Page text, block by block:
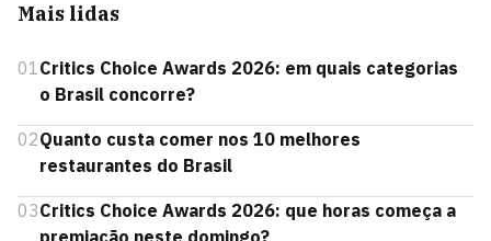
Mais lidas
01Critics Choice Awards 2026: em quais categorias
o Brasil concorre?
02Quanto custa comer nos 10 melhores
restaurantes do Brasil
03Critics Choice Awards 2026: que horas começa a
premiação neste domingo?